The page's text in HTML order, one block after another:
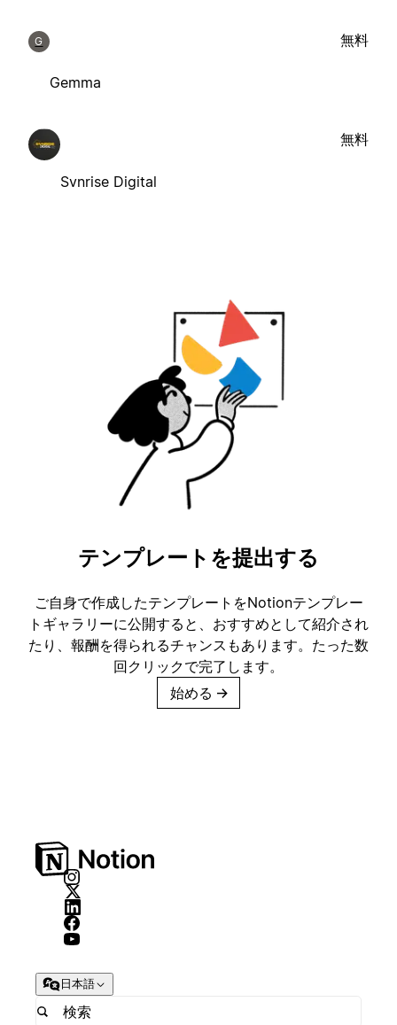
G
Gemma
無料
Svnrise Digital
無料
テンプレートを提出する
ご自身で作成したテンプレートをNotionテンプレー
トギャラリーに公開すると、おすすめとして紹介され
たり、報酬を得られるチャンスもあります。たった数
回クリックで完了します。
始める →
日本語